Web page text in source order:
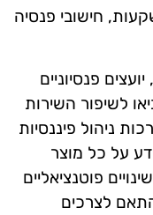
חישובי פנסיה
פנסיוניים
לשיפור השירות
ניהול פיננסיות
על כל מוצר
פוטנציאליים
לצרכים